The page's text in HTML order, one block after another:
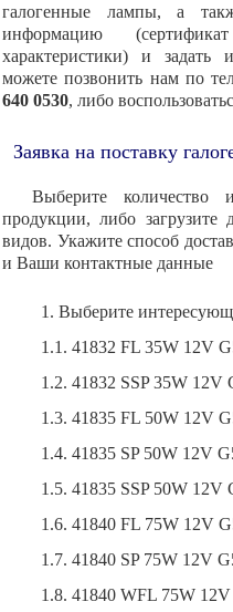
галогенные лампы, а
информацию
характеристики) и
можете позвонить нам по
640 0530, либо
Заявка на поставку
Выберите количество
продукции, либо загрузите
видов. Укажите способ
и Ваши контактные данные
1. Выберите
1.1. 41832 FL 35W 12V
1.2. 41832 SSP 35W 12V
1.3. 41835 FL 50W 12V
1.4. 41835 SP 50W 12V
1.5. 41835 SSP 50W 12V
1.6. 41840 FL 75W 12V
1.7. 41840 SP 75W 12V
1.8. 41840 WFL 75W